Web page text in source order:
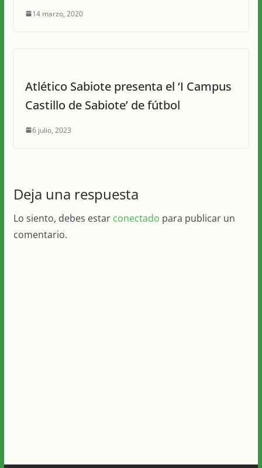
14 marzo, 2020
Atlético Sabiote presenta el ‘I Campus
Castillo de Sabiote’ de fútbol
6 julio, 2023
Deja una respuesta
Lo siento, debes estar conectado para publicar un
comentario.